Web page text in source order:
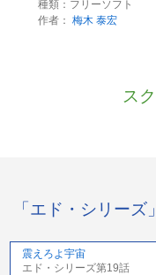
種類：フリーソフト
作者： 梅木 泰宏
ス
「エド・シリー
震えろよ宇宙
エド・シリーズ第19話